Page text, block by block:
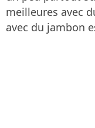
meilleures avec
avec du jambon